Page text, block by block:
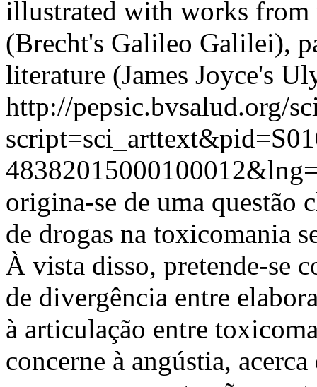
illustrated with works from
(Brecht's Galileo Galilei),
literature (James Joyce's
http://pepsic.bvsalud.org/
origina-se de uma questão
de drogas na toxicomania
À vista disso, pretende-se
de divergência entre
à articulação entre
concerne à angústia,